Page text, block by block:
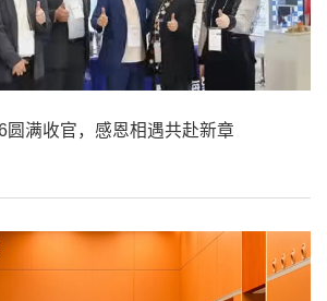
圆满收官，感恩相遇共赴新章